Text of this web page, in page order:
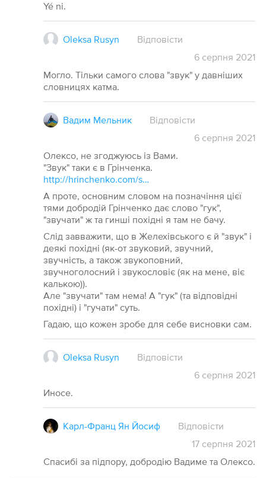
Yé ni.
Oleksa Rusyn
Відповісти
6 серпня 2021
Могло. Тільки самого слова "звук" у давніших
словницях катма.
Вадим Мельник
Відповісти
6 серпня 2021
Олексо, не згоджуюсь із Вами.
"Звук" таки є в Грінченка.
http://hrinchenko.com/slovar/znachenie-slova/19551-zvuk.html#show_point
А проте, основним словом на позначіння цієї
тями добродій Грінченко дає слово "гук",
"звучати" ж та гинші похідні я там не бачу.
Слід завважити, що в Желехівського є й "звук" і
деякі похідні (як-от звуковий, звучний,
звучність, а також звукоповний,
звучноголосний і звукословіє (як на мене, віє
калькою)).
Але "звучати" там нема! А "гук" (та відповідні
похідні) і "гучати" суть.
Гадаю, що кожен зробе для себе висновки сам.
Oleksa Rusyn
Відповісти
6 серпня 2021
Иносе.
Карл-Франц Ян Йосиф
Відповісти
17 серпня 2021
Спасибі за підпору, добродію Вадиме та Олексо.